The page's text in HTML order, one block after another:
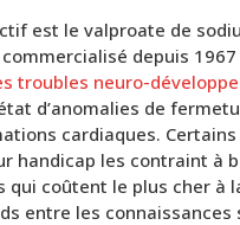
est le valproate de
depuis
troubles neuro-
d’anomalies de
cardiaques.
handicap les contraint à
qui coûtent le plus cher
entre les